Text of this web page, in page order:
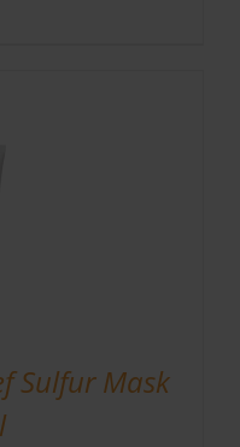
Sulfur Mask